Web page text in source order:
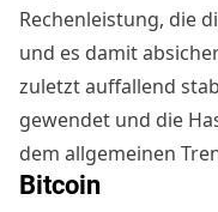
Rechenleistung, die
und es damit
zuletzt auffallend
gewendet und die
dem allgemeinen